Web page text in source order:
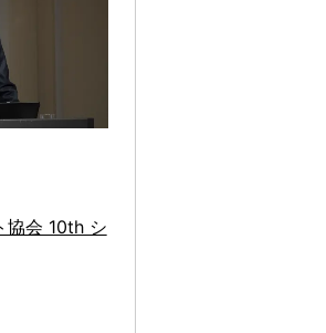
協会 10th シ